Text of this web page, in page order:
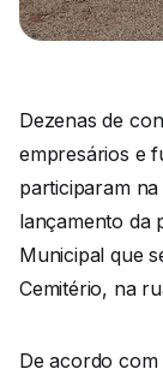
Dezenas de
empresários e
participaram
lançamento da
Municipal que
Cemitério, na
De acordo